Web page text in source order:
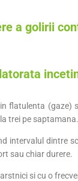
a golirii
flatulenta (gaze)
trei pe saptamana.
intervalul dintre
sau chiar durere.
si cu o